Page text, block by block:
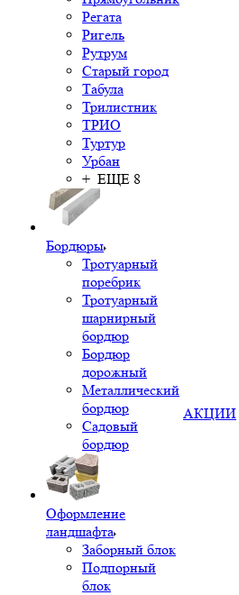
Регата
Ригель
Рутрум
Старый город
Табула
Трилистник
ТРИО
Туртур
Урбан
+ ЕЩЕ 8
Бордюры
Тротуарный
поребрик
Тротуарный
шарнирный
бордюр
Бордюр
дорожный
Металлический
бордюр
Садовый
бордюр
Оформление
ландшафта
Заборный блок
Подпорный
блок
АКЦИИ